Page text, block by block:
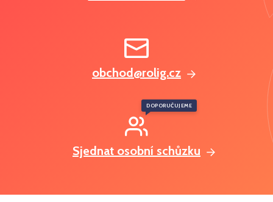
obchod@rolig.cz
Sjednat osobní schůzku
DOPORUČUJEME